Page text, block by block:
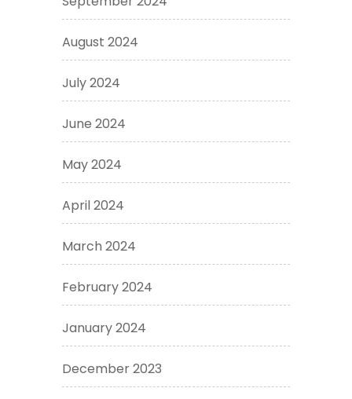
August 2024
July 2024
June 2024
May 2024
April 2024
March 2024
February 2024
January 2024
December 2023